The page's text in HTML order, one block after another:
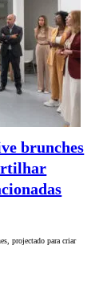
brunches
projectado para criar